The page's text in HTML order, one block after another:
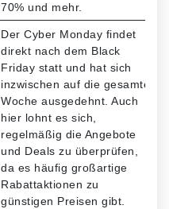
70% und mehr.
Der Cyber Monday findet
direkt nach dem Black
Friday statt und hat sich
inzwischen auf die gesamte
Woche ausgedehnt. Auch
hier lohnt es sich,
regelmäßig die Angebote
und Deals zu überprüfen,
da es häufig großartige
Rabattaktionen zu
günstigen Preisen gibt.